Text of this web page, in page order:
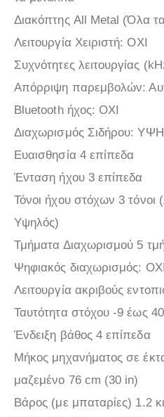
Διακόπτης All Metal (Όλα
Λειτουργία Χειριστή: ΟΧΙ
Συχνότητες λειτουργίας
Απόρριψη παρεμβολών:
Bluetooth ήχος: ΟΧΙ
Διαχωρισμός Σιδήρου:
Ευαισθησία 4 επίπεδα
Ένταση ήχου 3 επίπεδα
Τόνοι ήχου στόχων 3
Υψηλός)
Τμήματα Διαχωρισμού 5
Ψηφιακός διαχωρισμός: ΟΧΙ
Λειτουργία ακριβούς
Ταυτότητα στόχου ‑9 έως 40
Ένδειξη βάθος 4 επίπεδα
Μήκος μηχανήματος σε
μαζεμένο 76 cm (30 in)
Βάρος (με μπαταρίες) 1.2